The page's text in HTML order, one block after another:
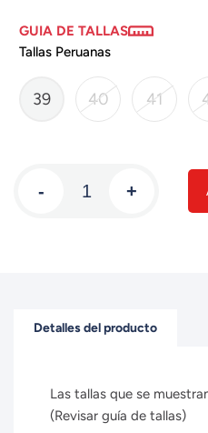
GUIA DE TALLAS
Tallas Peruanas
39 40 41
- +
Detalles del producto
Las tallas que se
(Revisar guía de tallas)